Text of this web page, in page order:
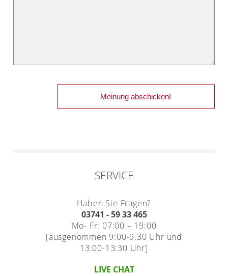
SERVICE
Haben Sie Fragen?
03741 - 59 33 465
Mo- Fr: 07:00 – 19:00
[ausgenommen 9:00-9.30 Uhr und
13:00-13:30 Uhr]
LIVE CHAT